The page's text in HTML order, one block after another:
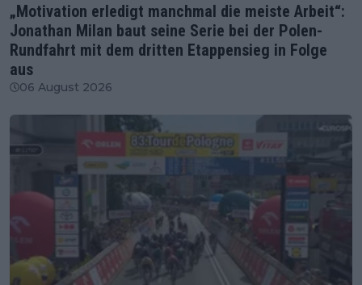
„Motivation erledigt manchmal die meiste Arbeit“:
Jonathan Milan baut seine Serie bei der Polen-
Rundfahrt mit dem dritten Etappensieg in Folge
aus
06 August 2026